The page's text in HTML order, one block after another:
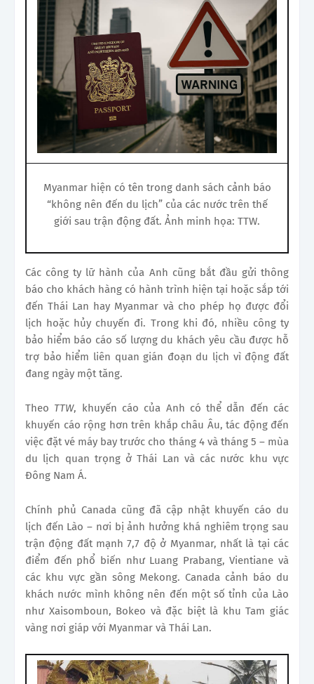
Myanmar hiện có tên trong danh sách cảnh báo
“không nên đến du lịch” của các nước trên thế
giới sau trận động đất. Ảnh minh họa: TTW.
Các công ty lữ hành của Anh cũng bắt đầu gửi thông
báo cho khách hàng có hành trình hiện tại hoặc sắp tới
đến Thái Lan hay Myanmar và cho phép họ được đổi
lịch hoặc hủy chuyến đi. Trong khi đó, nhiều công ty
bảo hiểm báo cáo số lượng du khách yêu cầu được hỗ
trợ bảo hiểm liên quan gián đoạn du lịch vì động đất
đang ngày một tăng.
Theo TTW, khuyến cáo của Anh có thể dẫn đến các
khuyến cáo rộng hơn trên khắp châu Âu, tác động đến
việc đặt vé máy bay trước cho tháng 4 và tháng 5 – mùa
du lịch quan trọng ở Thái Lan và các nước khu vực
Đông Nam Á.
Chính phủ Canada cũng đã cập nhật khuyến cáo du
lịch đến Lào – nơi bị ảnh hưởng khá nghiêm trọng sau
trận động đất mạnh 7,7 độ ở Myanmar, nhất là tại các
điểm đến phổ biến như Luang Prabang, Vientiane và
các khu vực gần sông Mekong. Canada cảnh báo du
khách nước mình không nên đến một số tỉnh của Lào
như Xaisomboun, Bokeo và đặc biệt là khu Tam giác
vàng nơi giáp với Myanmar và Thái Lan.